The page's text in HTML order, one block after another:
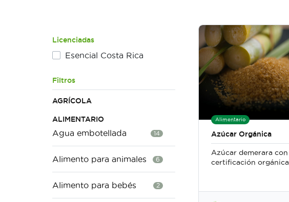
Licenciadas
Esencial Costa Rica
Filtros
AGRÍCOLA
ALIMENTARIO
Agua embotellada 14
Alimento para animales 6
Alimento para bebés 2
Alimentario
Azúcar Orgánica
Azúcar demerara con
certificación orgánica